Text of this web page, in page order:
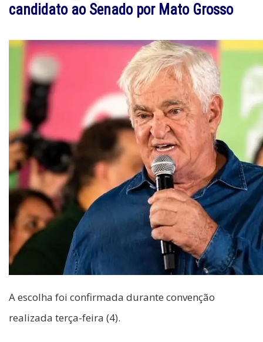
candidato ao Senado por Mato Grosso
A escolha foi confirmada durante convenção
realizada terça-feira (4).